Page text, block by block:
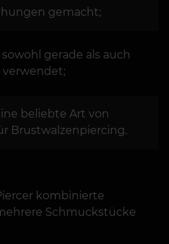
gemacht;
gerade als auch
beliebte Art von
Brustwalzenpiercing.
kombinierte
Schmuckstücke